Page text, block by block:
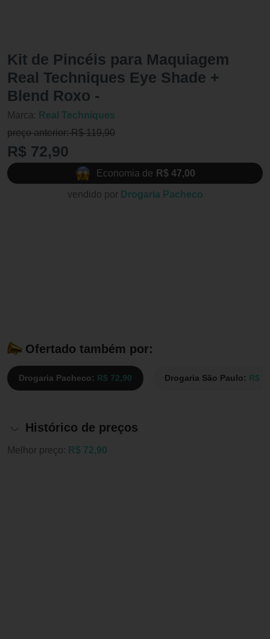
Kit de Pincéis para Maquiagem
Real Techniques Eye Shade +
Blend Roxo -
Marca: Real Techniques
preço anterior: R$ 119,90
R$ 72,90
Economia de R$ 47,00
vendido por Drogaria Pacheco
Ofertado também por:
Drogaria Pacheco: R$ 72,90 Drogaria São Paulo: R$
Histórico de preços
Melhor preço: R$ 72,90